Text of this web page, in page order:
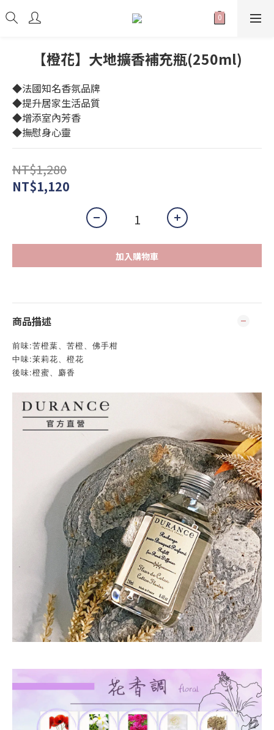
【橙花】大地擴香補充瓶(250ml)
◆法國知名香氛品牌
◆提升居家生活品質
◆增添室內芳香
◆撫慰身心靈
NT$1,280
NT$1,120
加入購物車
商品描述
前味:苦橙葉、苦橙、佛手柑
中味:茉莉花、橙花
後味:橙蜜、麝香